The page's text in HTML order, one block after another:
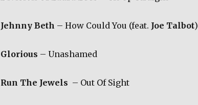
Jehnny Beth – How Could You (feat. Joe Talbot)
Glorious – Unashamed
Run The Jewels – Out Of Sight